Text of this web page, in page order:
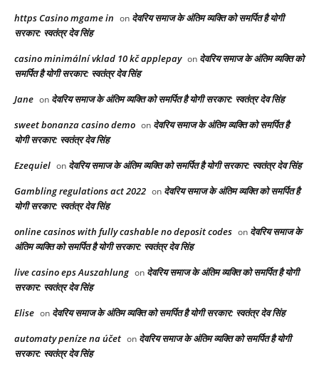
https Casino mgame in on देवरिय समाज के अंतिम व्यक्ति को समर्पित है योगी
सरकार: स्वतंत्र देव सिंह
casino minimální vklad 10 kč applepay on देवरिय समाज के अंतिम व्यक्ति को
समर्पित है योगी सरकार: स्वतंत्र देव सिंह
Jane on देवरिय समाज के अंतिम व्यक्ति को समर्पित है योगी सरकार: स्वतंत्र देव सिंह
sweet bonanza casino demo on देवरिय समाज के अंतिम व्यक्ति को समर्पित है
योगी सरकार: स्वतंत्र देव सिंह
Ezequiel on देवरिय समाज के अंतिम व्यक्ति को समर्पित है योगी सरकार: स्वतंत्र देव सिंह
Gambling regulations act 2022 on देवरिय समाज के अंतिम व्यक्ति को समर्पित है
योगी सरकार: स्वतंत्र देव सिंह
online casinos with fully cashable no deposit codes on देवरिय समाज के
अंतिम व्यक्ति को समर्पित है योगी सरकार: स्वतंत्र देव सिंह
live casino eps Auszahlung on देवरिय समाज के अंतिम व्यक्ति को समर्पित है योगी
सरकार: स्वतंत्र देव सिंह
Elise on देवरिय समाज के अंतिम व्यक्ति को समर्पित है योगी सरकार: स्वतंत्र देव सिंह
automaty peníze na účet on देवरिय समाज के अंतिम व्यक्ति को समर्पित है योगी
सरकार: स्वतंत्र देव सिंह